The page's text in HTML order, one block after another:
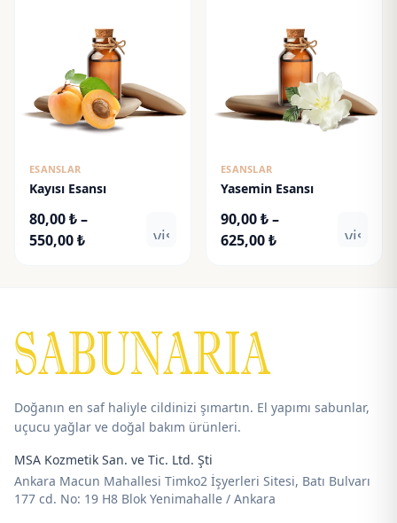
ESANSLAR
Kayısı Esansı
80,00₺–
550,00₺Fiyat
visibility
ESANSLAR
Yasemin Esansı
90,00₺–
625,00₺Fiyat
Doğanın en saf haliyle cildinizi şımartın. El yapımı sabunlar,
uçucu yağlar ve doğal bakım ürünleri.
MSA Kozmetik San. ve Tic. Ltd. Şti
Ankara Macun Mahallesi Timko2 İşyerleri Sitesi, Batı Bulvarı
177 cd. No: 19 H8 Blok Yenimahalle / Ankara